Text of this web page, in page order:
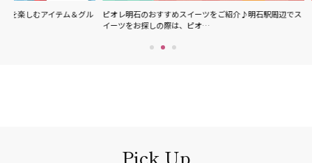
ル
ピオレ明石のおすすめスイーツをご紹介♪明石駅周辺でス
イーツをお探しの際は、ピオ…
ピオレ明石で食べら